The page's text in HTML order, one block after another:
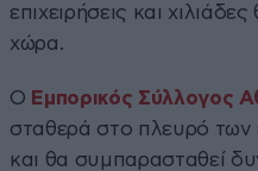
επιχειρήσεις και
χώρα.
Ο Εμπορικός Σύλλογος
σταθερά στο πλευρό των
και θα συμπαρασταθεί